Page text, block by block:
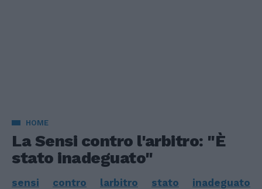
HOME
La Sensi contro l'arbitro: "È
stato inadeguato"
sensi contro larbitro stato inadeguato